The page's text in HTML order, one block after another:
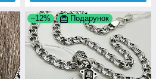
–12% Подарунок